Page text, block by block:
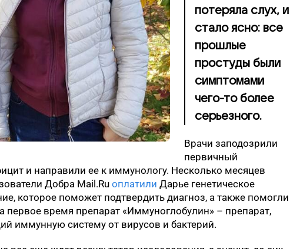
потеряла слух, и
стало ясно: все
прошлые
простуды были
симптомами
чего-то более
серьезного.
Врачи заподозрили
первичный
и направили ее к иммунологу. Несколько месяцев
Добра Mail.Ru оплатили Дарье генетическое
которое поможет подтвердить диагноз, а также помогли
первое время препарат «Иммуноглобулин» – препарат,
иммунную систему от вирусов и бактерий.